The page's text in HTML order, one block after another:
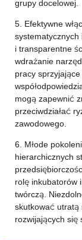
grupy docelowej.
5. Efektywne
i transparentne
wdrażanie
pracy
mogą zapewnić
przeciwdziałać
zawodowego.
6. Młode
hierarchicznych
rolę inkubatorów
twórczą.
skutkować utratą
rozwijających się